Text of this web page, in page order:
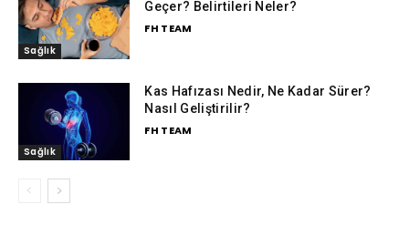
Sağlık
Geçer? Belirtileri Neler?
FH TEAM
Sağlık
Kas Hafızası Nedir, Ne Kadar Sürer?
Nasıl Geliştirilir?
FH TEAM